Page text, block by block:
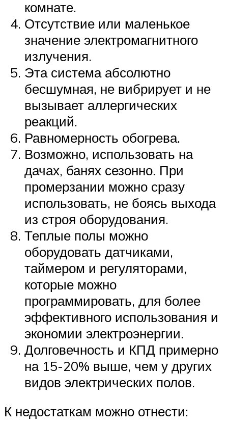
комнате.
Отсутствие или маленькое
значение электромагнитного
излучения.
Эта система абсолютно
бесшумная, не вибрирует и не
вызывает аллергических
реакций.
Равномерность обогрева.
Возможно, использовать на
дачах, банях сезонно. При
промерзании можно сразу
использовать, не боясь выхода
из строя оборудования.
Теплые полы можно
оборудовать датчиками,
таймером и регуляторами,
которые можно
программировать, для более
эффективного использования и
экономии электроэнергии.
Долговечность и КПД примерно
на 15-20% выше, чем у других
видов электрических полов.
К недостаткам можно отнести: